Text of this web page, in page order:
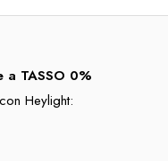
TASSO 0%
Heylight: